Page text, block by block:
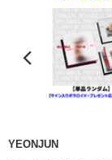
YEONJUN